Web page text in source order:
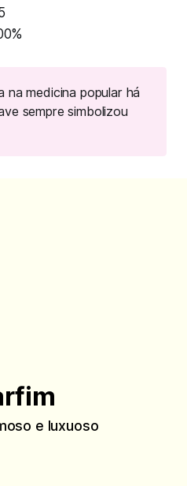
na medicina popular há
sempre simbolizou
e luxuoso